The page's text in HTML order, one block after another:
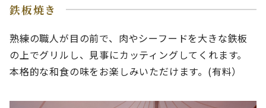
鉄板焼き
熟練の職人が目の前で、肉やシーフードを大きな鉄板
の上でグリルし、見事にカッティングしてくれます。
本格的な和食の味をお楽しみいただけます。(有料）